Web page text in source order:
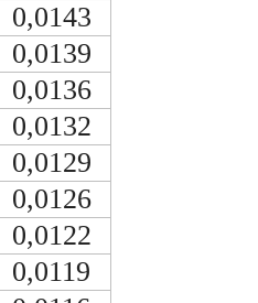
0,0143
0,0139
0,0136
0,0132
0,0129
0,0126
0,0122
0,0119